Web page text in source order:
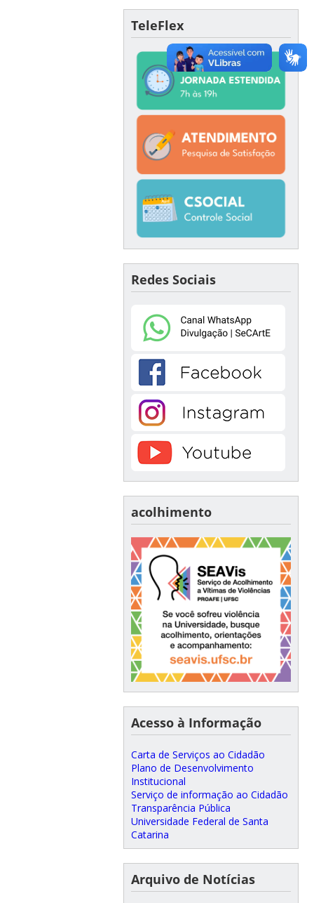
TeleFlex
Redes Sociais
acolhimento
Acesso à Informação
Carta de Serviços ao Cidadão
Plano de Desenvolvimento
Institucional
Serviço de informação ao Cidadão
Transparência Pública
Universidade Federal de Santa
Catarina
Arquivo de Notícias